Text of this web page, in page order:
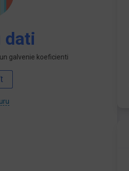
dati
galvenie koeficienti